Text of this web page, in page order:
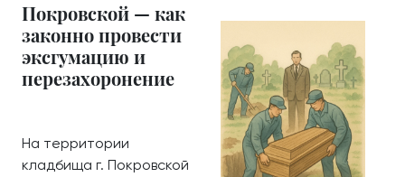
Покровской — как
законно провести
эксгумацию и
перезахоронение
На территории
кладбища г. Покровской